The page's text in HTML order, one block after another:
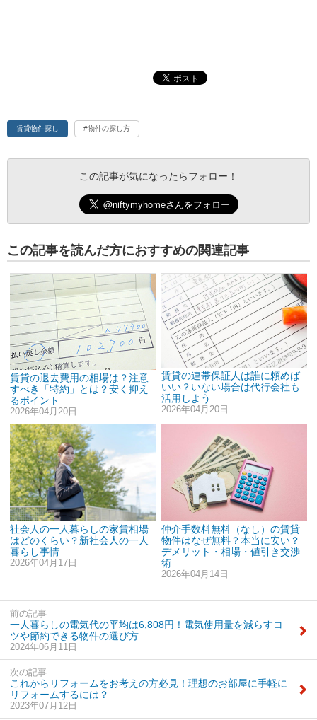
賃貸物件探し #物件の探し方
この記事が気になったらフォロー！
この記事を読んだ方におすすめの関連記事
賃貸の退去費用の相場は？注意
すべき「特約」とは？安く抑え
るポイント
2026年04月20日
賃貸の連帯保証人は誰に頼めば
いい？いない場合は代行会社も
活用しよう
2026年04月20日
社会人の一人暮らしの家賃相場
はどのくらい？新社会人の一人
暮らし事情
2026年04月17日
仲介手数料無料（なし）の賃貸
物件はなぜ無料？本当に安い？
デメリット・相場・値引き交渉
術
2026年04月14日
前の記事
一人暮らしの電気代の平均は6,808円！電気使用量を減らすコ
ツや節約できる物件の選び方
2024年06月11日
次の記事
これからリフォームをお考えの方必見！理想のお部屋に手軽に
リフォームするには？
2023年07月12日